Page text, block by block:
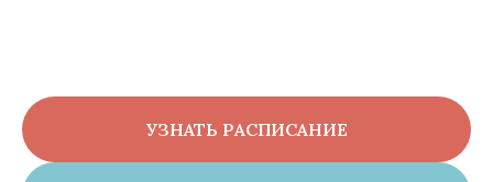
УЗНАТЬ РАСПИСАНИЕ